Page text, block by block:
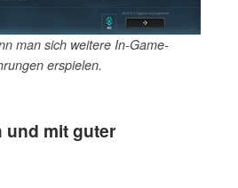
man sich weitere In-Game-
erspielen.
und mit guter